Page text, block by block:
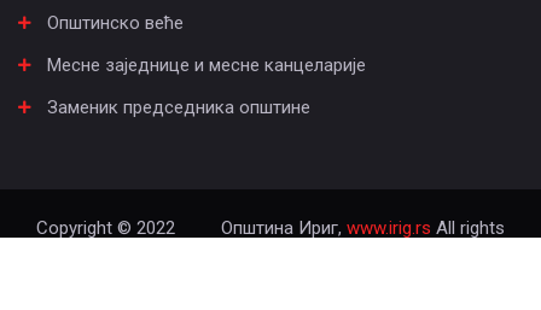
Општинско веће
Месне заједнице и месне канцеларије
Заменик председника општине
Copyright © 2022 Општина Ириг, www.irig.rs All rights